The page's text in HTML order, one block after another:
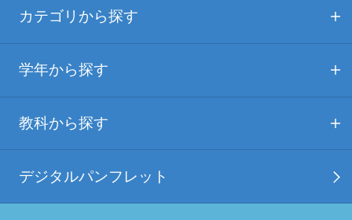
カテゴリから探す
学年から探す
教科から探す
デジタルパンフレット